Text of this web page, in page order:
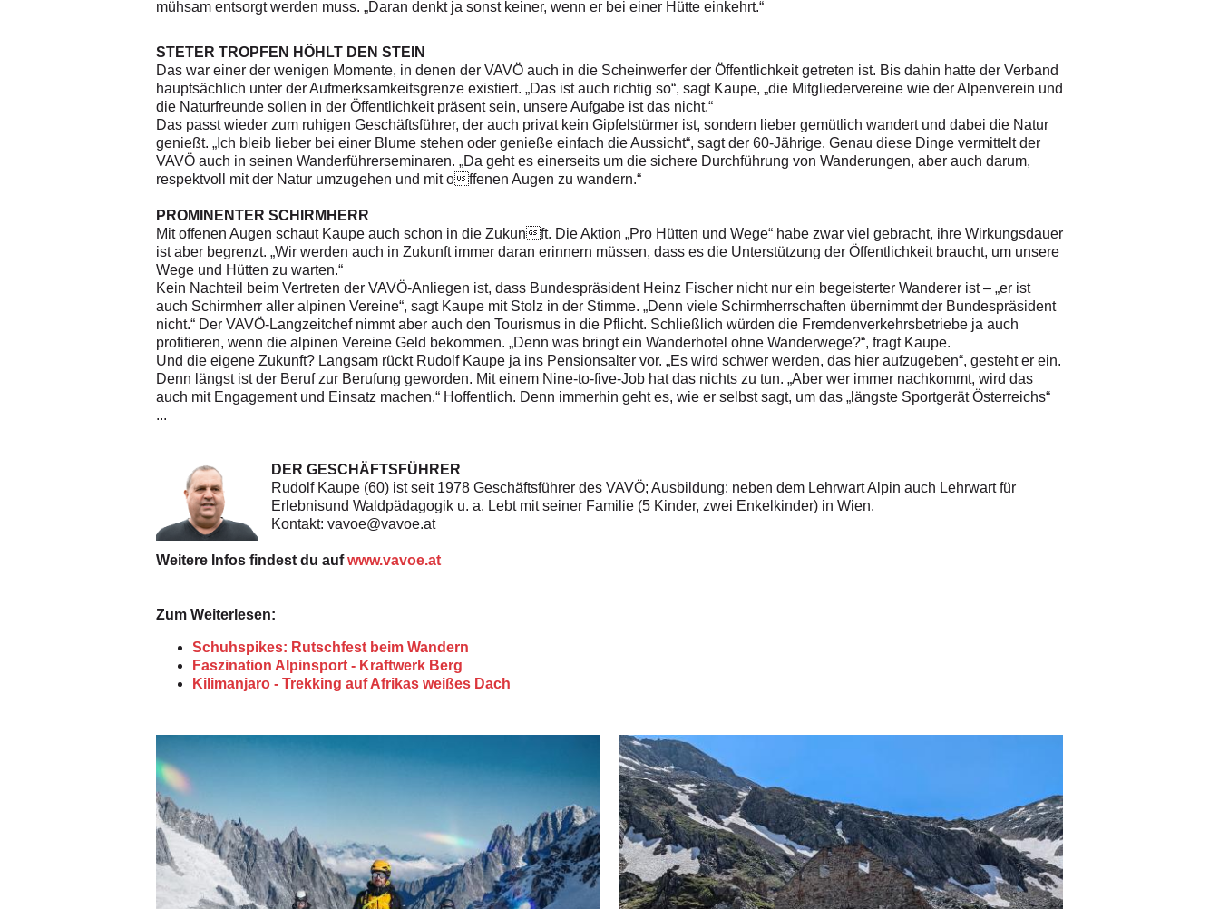
mühsam entsorgt werden muss. „Daran denkt ja sonst keiner, wenn er bei einer Hütte einkehrt.“
STETER TROPFEN HÖHLT DEN STEIN
Das war einer der wenigen Momente, in denen der VAVÖ auch in die Scheinwerfer der Öffentlichkeit getreten ist. Bis dahin hatte der Verband
hauptsächlich unter der Aufmerksamkeitsgrenze existiert. „Das ist auch richtig so“, sagt Kaupe, „die Mitgliedervereine wie der Alpenverein und
die Naturfreunde sollen in der Öffentlichkeit präsent sein, unsere Aufgabe ist das nicht.“
Das passt wieder zum ruhigen Geschäftsführer, der auch privat kein Gipfelstürmer ist, sondern lieber gemütlich wandert und dabei die Natur
genießt. „Ich bleib lieber bei einer Blume stehen oder genieße einfach die Aussicht“, sagt der 60-Jährige. Genau diese Dinge vermittelt der
VAVÖ auch in seinen Wanderführerseminaren. „Da geht es einerseits um die sichere Durchführung von Wanderungen, aber auch darum,
respektvoll mit der Natur umzugehen und mit offenen Augen zu wandern.“
PROMINENTER SCHIRMHERR
Mit offenen Augen schaut Kaupe auch schon in die Zukunft. Die Aktion „Pro Hütten und Wege“ habe zwar viel gebracht, ihre Wirkungsdauer
ist aber begrenzt. „Wir werden auch in Zukunft immer daran erinnern müssen, dass es die Unterstützung der Öffentlichkeit braucht, um unsere
Wege und Hütten zu warten.“
Kein Nachteil beim Vertreten der VAVÖ-Anliegen ist, dass Bundespräsident Heinz Fischer nicht nur ein begeisterter Wanderer ist – „er ist
auch Schirmherr aller alpinen Vereine“, sagt Kaupe mit Stolz in der Stimme. „Denn viele Schirmherrschaften übernimmt der Bundespräsident
nicht.“ Der VAVÖ-Langzeitchef nimmt aber auch den Tourismus in die Pflicht. Schließlich würden die Fremdenverkehrsbetriebe ja auch
profitieren, wenn die alpinen Vereine Geld bekommen. „Denn was bringt ein Wanderhotel ohne Wanderwege?“, fragt Kaupe.
Und die eigene Zukunft? Langsam rückt Rudolf Kaupe ja ins Pensionsalter vor. „Es wird schwer werden, das hier aufzugeben“, gesteht er ein.
Denn längst ist der Beruf zur Berufung geworden. Mit einem Nine-to-five-Job hat das nichts zu tun. „Aber wer immer nachkommt, wird das
auch mit Engagement und Einsatz machen.“ Hoffentlich. Denn immerhin geht es, wie er selbst sagt, um das „längste Sportgerät Österreichs“
...
DER GESCHÄFTSFÜHRER
Rudolf Kaupe (60) ist seit 1978 Geschäftsführer des VAVÖ; Ausbildung: neben dem LehrwartAlpin auch Lehrwart für
Erlebnisund Waldpädagogik u. a. Lebt mit seiner Familie (5 Kinder, zwei Enkelkinder) in Wien.
Kontakt: vavoe@vavoe.at
Weitere Infos findest du aufwww.vavoe.at
Zum Weiterlesen:
Schuhspikes: Rutschfest beim Wandern
Faszination Alpinsport - Kraftwerk Berg
Kilimanjaro - Trekking auf Afrikas weißes Dach